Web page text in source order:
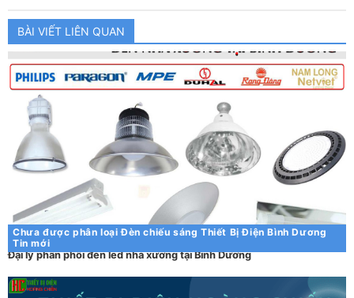
BÀI VIẾT LIÊN QUAN
Chưa được phân loại Đèn chiếu sáng Thiết Bị Điện Bình Dương
Tin mới
Đại lý phân phối đèn led nhà xưởng tại Bình Dương